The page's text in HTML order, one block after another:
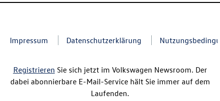
Impressum Datenschutzerklärung
Registrieren Sie sich jetzt im Volkswagen Newsroom. Der
dabei abonnierbare E-Mail-Service hält Sie immer auf dem
Laufenden.